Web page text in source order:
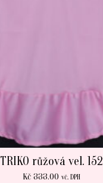
TRIKO růžová vel. 152
Kč333.00 vč. DPH